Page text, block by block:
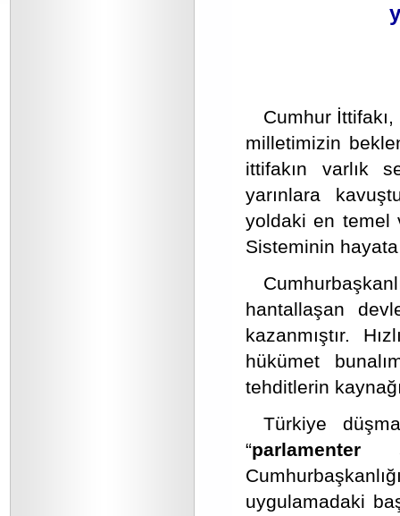
Cumhur
milletimizin
ittifakın varlık
yarınlara
yoldaki en temel
Sisteminin
hantallaşan
kazanmıştır.
hükümet
tehditlerin
Türkiye
“parlamenter
uygulamadaki